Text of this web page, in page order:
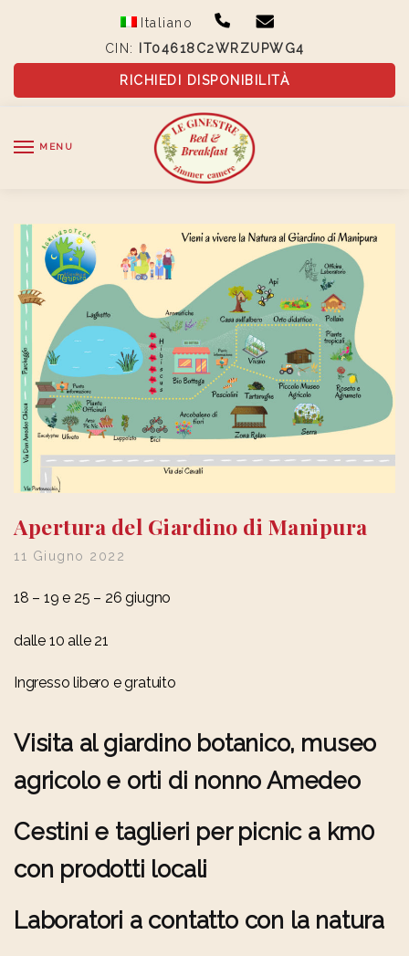
Italiano
CIN:
IT04618C2WRZUPWG4
RICHIEDI DISPONIBILITÀ
MENU
Apertura del Giardino di Manipura
11 Giugno 2022
18 – 19 e 25 – 26 giugno
dalle 10 alle 21
Ingresso libero e gratuito
Visita al giardino botanico, museo
agricolo e orti di nonno Amedeo
Cestini e taglieri per picnic a km0
con prodotti locali
Laboratori a contatto con la natura